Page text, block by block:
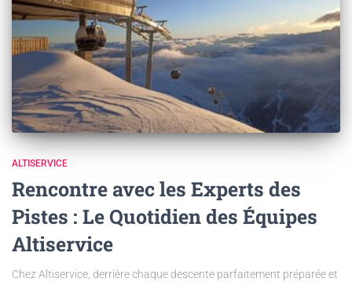
ALTISERVICE
Rencontre avec les Experts des
Pistes : Le Quotidien des Équipes
Altiservice
Chez Altiservice, derrière chaque descente parfaitement préparée et